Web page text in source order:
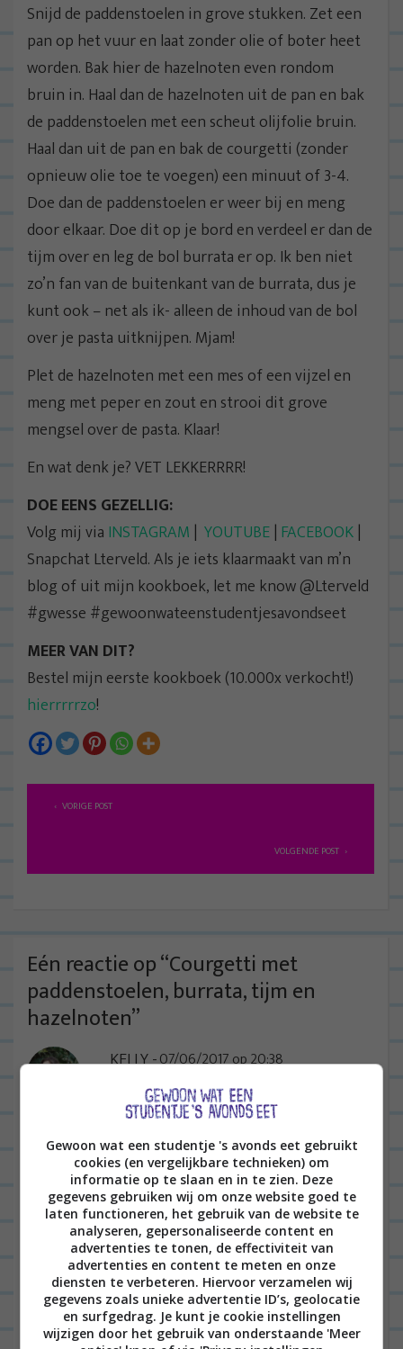
Snijd de paddenstoelen in grove stukken. Zet een
pan op het vuur en laat zonder olie of boter heet
worden. Bak hier de hazelnoten even rondom
bruin in. Haal dan de hazelnoten uit de pan en bak
de paddenstoelen met een scheut olijfolie bruin.
Haal dan uit de pan en bak de courgetti (zonder
opnieuw olie toe te voegen) een minuut of 3-4.
Doe dan de paddenstoelen er weer bij en meng
door elkaar. Doe dit op je bord en verdeel er dan de
tijm over en leg de bol burrata er op. Ik ben niet
zo’n fan van de buitenkant van de burrata, dus je
kunt ook – net als ik- alleen de inhoud van de bol
over je pasta uitknijpen. Mjam!
Plet de hazelnoten met een mes of een vijzel en
meng met peper en zout en strooi dit grove
mengsel over de pasta. Klaar!
En wat denk je? VET LEKKERRRR!
DOE EENS GEZELLIG:
Volg mij via INSTAGRAM | YOUTUBE | FACEBOOK |
Snapchat Lterveld. Als je iets klaarmaakt van m’n
blog of uit mijn kookboek, let me know @Lterveld
#gwesse #gewoonwateenstudentjesavondseet
MEER VAN DIT?
Bestel mijn eerste kookboek (10.000x verkocht!)
hierrrrrzo!
i
t
n
a
i
VORIGE POST
VOLGENDE POST
Eén reactie op “Courgetti met
paddenstoelen, burrata, tijm en
hazelnoten”
KELLY 07/06/2017 op 20:38
Ik heb dit gerechtje laatst gemaakt
met pesto als extra toevoeging en
dat was echt dikke winwin. Jouw site
blijft me inspireren, keep up the
good work!
BEANTWOORDEN
Laat een reactie achter
Het e-mailadres wordt niet gepubliceerd.Vereiste
Gewoon wat een studentje 's avonds eet gebruikt
cookies (en vergelijkbare technieken) om
informatie op te slaan en in te zien. Deze
gegevens gebruiken wij om onze website goed te
laten functioneren, het gebruik van de website te
analyseren, gepersonaliseerde content en
advertenties te tonen, de effectiviteit van
advertenties en content te meten en onze
diensten te verbeteren. Hiervoor verzamelen wij
gegevens zoals unieke advertentie ID’s, geolocatie
en surfgedrag. Je kunt je cookie instellingen
wijzigen door het gebruik van onderstaande 'Meer